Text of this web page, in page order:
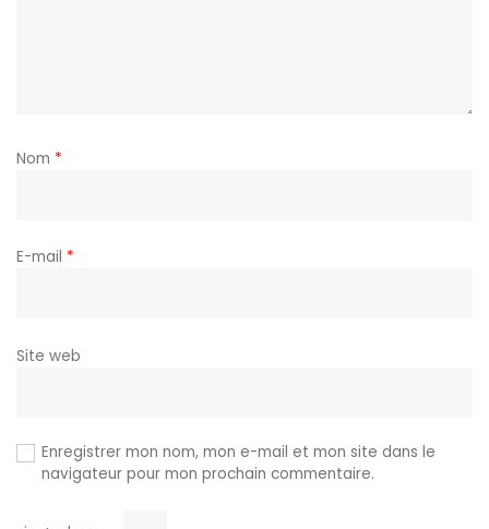
Nom *
E-mail *
Site web
Enregistrer mon nom, mon e-mail et mon site dans le
navigateur pour mon prochain commentaire.